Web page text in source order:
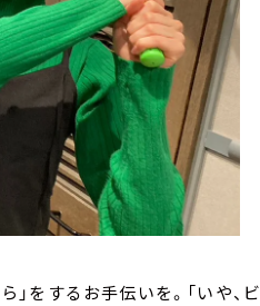
」をするお手伝いを。「いや、ビ